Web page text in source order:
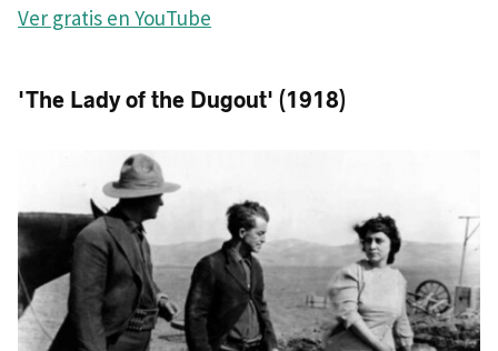
Ver gratis en YouTube
'The Lady of the Dugout' (1918)